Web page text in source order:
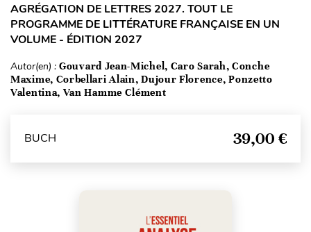
AGRÉGATION DE LETTRES 2027. TOUT LE
PROGRAMME DE LITTÉRATURE FRANÇAISE EN UN
VOLUME - ÉDITION 2027
Autor(en) : Gouvard Jean-Michel, Caro Sarah, Conche
Maxime, Corbellari Alain, Dujour Florence, Ponzetto
Valentina, Van Hamme Clément
BUCH 39,00 €